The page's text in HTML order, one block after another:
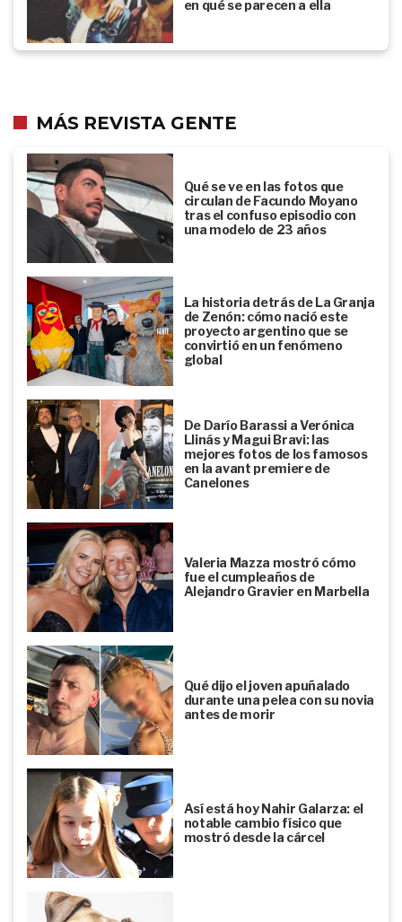
en qué se parecen a ella
MÁS REVISTA GENTE
Qué se ve en las fotos que
circulan de Facundo Moyano
tras el confuso episodio con
una modelo de 23 años
La historia detrás de La Granja
de Zenón: cómo nació este
proyecto argentino que se
convirtió en un fenómeno
global
De Darío Barassi a Verónica
Llinás y Magui Bravi: las
mejores fotos de los famosos
en la avant premiere de
Canelones
Valeria Mazza mostró cómo
fue el cumpleaños de
Alejandro Gravier en Marbella
Qué dijo el joven apuñalado
durante una pelea con su novia
antes de morir
Así está hoy Nahir Galarza: el
notable cambio físico que
mostró desde la cárcel